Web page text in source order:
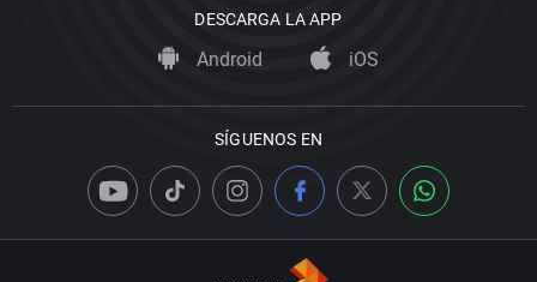
DESCARGA LA APP
Android iOS
SÍGUENOS EN